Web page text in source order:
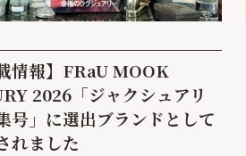
情報】FRaU MOOK
2026「ジャクシュアリ
号」に選出ブランドとして
れました